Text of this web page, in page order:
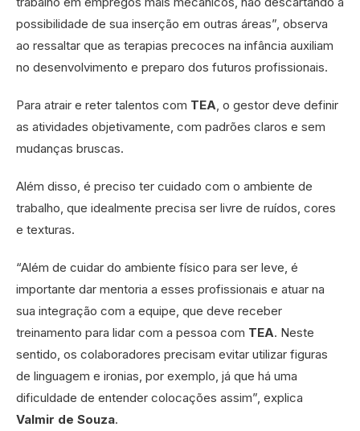
possibilidade de sua inserção em outras áreas”, observa
ao ressaltar que as terapias precoces na infância auxiliam
no desenvolvimento e preparo dos futuros profissionais.
Para atrair e reter talentos com TEA , o gestor deve definir
as atividades objetivamente, com padrões claros e sem
mudanças bruscas.
Além disso, é preciso ter cuidado com o ambiente de
trabalho, que idealmente precisa ser livre de ruídos, cores
e texturas.
“Além de cuidar do ambiente físico para ser leve, é
importante dar mentoria a esses profissionais e atuar na
sua integração com a equipe, que deve receber
treinamento para lidar com a pessoa com TEA. Neste
sentido, os colaboradores precisam evitar utilizar figuras
de linguagem e ironias, por exemplo, já que há uma
dificuldade de entender colocações assim”, explica
Valmir de Souza.